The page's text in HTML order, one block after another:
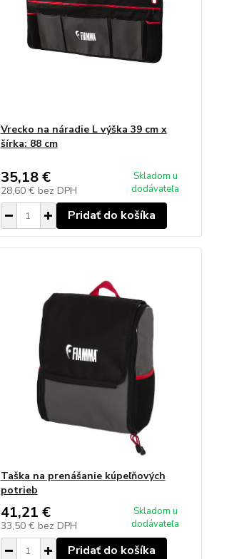
Vrecko na náradie L výška 39 cm x
šírka: 88 cm
35,18 €
28,60 € bez DPH
Skladom u
dodávateľa
Pridať do košíka
Taška na prenášanie kúpeľňových
potrieb
41,21 €
33,50 € bez DPH
Skladom u
dodávateľa
Pridať do košíka